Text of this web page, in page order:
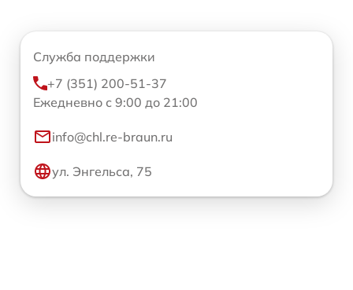
Служба поддержки
+7 (351) 200-51-37
Ежедневно с 9:00 до 21:00
info@chl.re-braun.ru
ул. Энгельса, 75